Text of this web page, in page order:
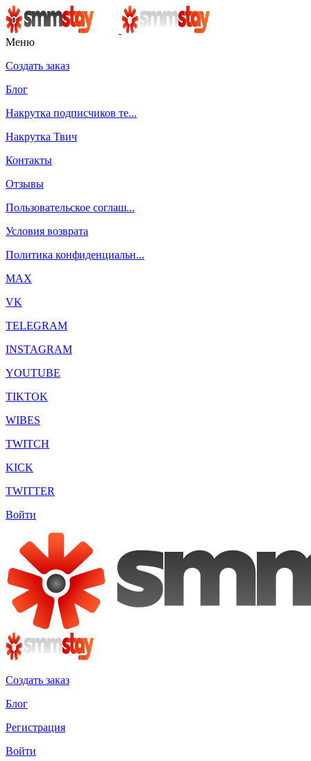
Меню
Создать заказ
Блог
Накрутка подписчиков те...
Накрутка Твич
Контакты
Отзывы
Пользовательское соглаш...
Условия возврата
Политика конфиденциальн...
MAX
VK
TELEGRAM
INSTAGRAM
YOUTUBE
TIKTOK
WIBES
TWITCH
KICK
TWITTER
Войти
Создать заказ
Блог
Регистрация
Войти